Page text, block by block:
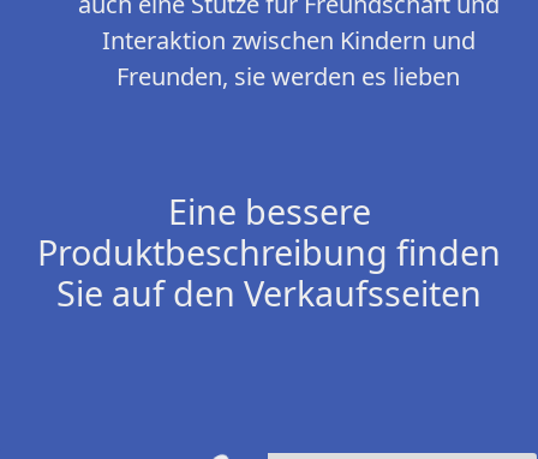
Interaktion zwischen Kindern und
Freunden, sie werden es lieben
Eine bessere
Produktbeschreibung finden
Sie auf den Verkaufsseiten